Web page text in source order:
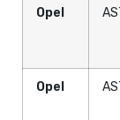
Opel
Opel